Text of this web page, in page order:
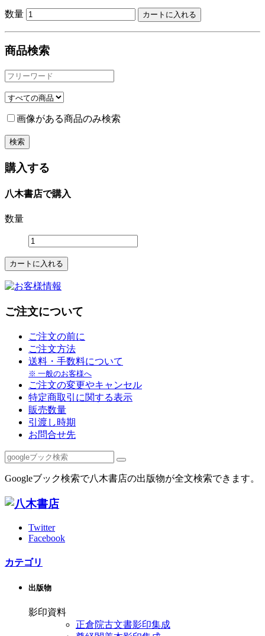
数量
商品検索
画像がある商品のみ検索
購入する
八木書店で購入
数量
ご注文について
ご注文の前に
ご注文方法
送料・手数料について
※ 一般のお客様へ
ご注文の変更やキャンセル
特定商取引に関する表示
販売数量
引渡し時期
お問合せ先
Googleブック検索で八木書店の出版物が全文検索できます。
Twitter
Facebook
カテゴリ
出版物
影印資料
正倉院古文書影印集成